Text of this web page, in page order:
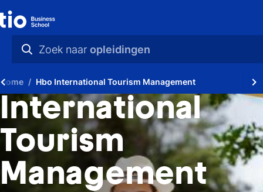
Zoek naar opleidingen
videos
nieuws
opleidingen
Home Hbo International Tourism Management
International
Tourism
Management